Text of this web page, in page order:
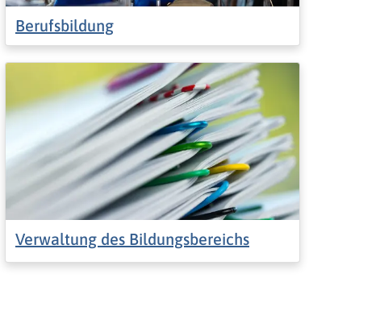
Berufsbildung
Verwaltung des Bildungsbereichs